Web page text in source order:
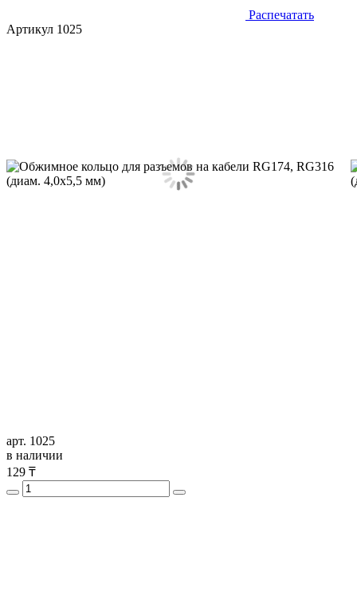
Распечатать
Артикул 1025
арт. 1025
в наличии
129 ₸